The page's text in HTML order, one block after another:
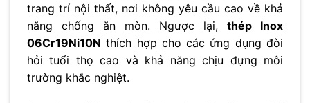
trang trí nội thất, nơi không yêu cầu cao về khả
năng chống ăn mòn. Ngược lại, thép Inox
06Cr19Ni10N thích hợp cho các ứng dụng đòi
hỏi tuổi thọ cao và khả năng chịu đựng môi
trường khắc nghiệt.